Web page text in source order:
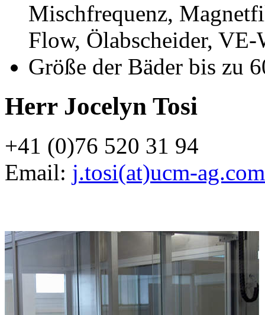
Mischfrequenz,
Flow, Ölabscheider, VE-
Größe der Bäder bis zu
Herr Jocelyn Tosi
+41 (0)76 520 31 94
Email: j.tosi(at)ucm-ag.com